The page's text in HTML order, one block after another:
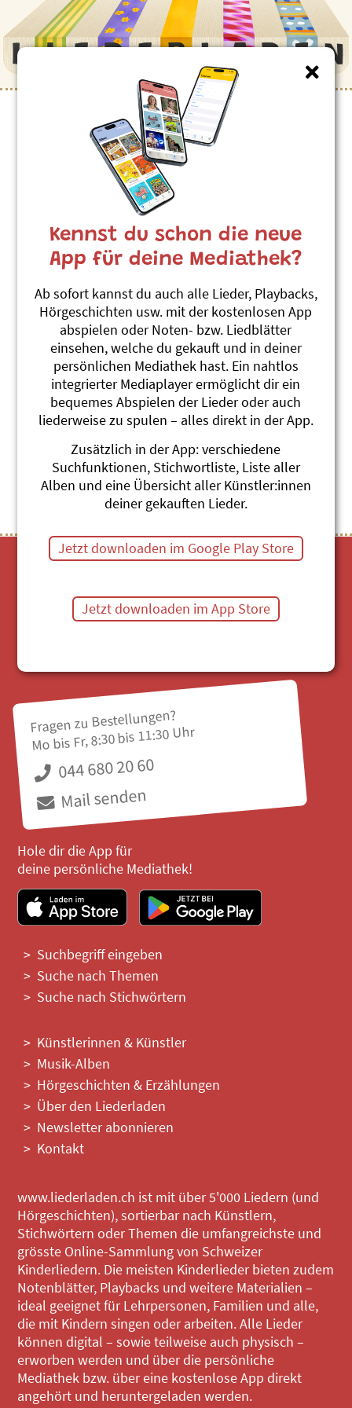
Kinderlieder zum Thema
”Murmeltier”
Im Munggeloch
Linard Bardill
Was i nid weiss, weiss mini Geiss
#Murmeltier #Winterschlaf
Murmeli
Roland Zoss
Muku-Tiki-Mu 1
#Alpentiere #Jodel #Murmeltier
Marmot (Englisch)
Roland Zoss
Muku-Tiki-Mu, English
#Murmeltier #Alpentiere #Englisch
Themenübersicht Stichwörter A-Z
Fragen zu Bestellungen?
Mo bis Fr, 8:30 bis 11:30 Uhr
044 680 20 60
Mail senden
Hole dir die App für
deine persönliche Mediathek!
Suchbegriff eingeben
Suche nach Themen
Suche nach Stichwörtern
Künstlerinnen & Künstler
Musik-Alben
Hörgeschichten & Erzählungen
Über den Liederladen
Newsletter abonnieren
Kontakt
www.liederladen.ch ist mit über 5'000 Liedern (und
Hörgeschichten), sortierbar nach Künstlern,
Stichwörtern oder Themen die umfangreichste und
grösste Online-Sammlung von Schweizer
Kinderliedern. Die meisten Kinderlieder bieten zudem
Notenblätter, Playbacks und weitere Materialien –
ideal geeignet für Lehrpersonen, Familien und alle,
die mit Kindern singen oder arbeiten. Alle Lieder
können digital – sowie teilweise auch physisch –
erworben werden und über die persönliche
Mediathek bzw. über eine kostenlose App direkt
angehört und heruntergeladen werden.
Kennst du schon die neue
App für deine Mediathek?
Ab sofort kannst du auch alle Lieder, Playbacks,
Hörgeschichten usw. mit der kostenlosen App
abspielen oder Noten- bzw. Liedblätter
einsehen, welche du gekauft und in deiner
persönlichen Mediathek hast. Ein nahtlos
integrierter Mediaplayer ermöglicht dir ein
bequemes Abspielen der Lieder oder auch
liederweise zu spulen – alles direkt in der App.
Zusätzlich in der App: verschiedene
Suchfunktionen, Stichwortliste, Liste aller
Alben und eine Übersicht aller Künstler:innen
deiner gekauften Lieder.
Jetzt downloaden im Google Play Store
Jetzt downloaden im App Store